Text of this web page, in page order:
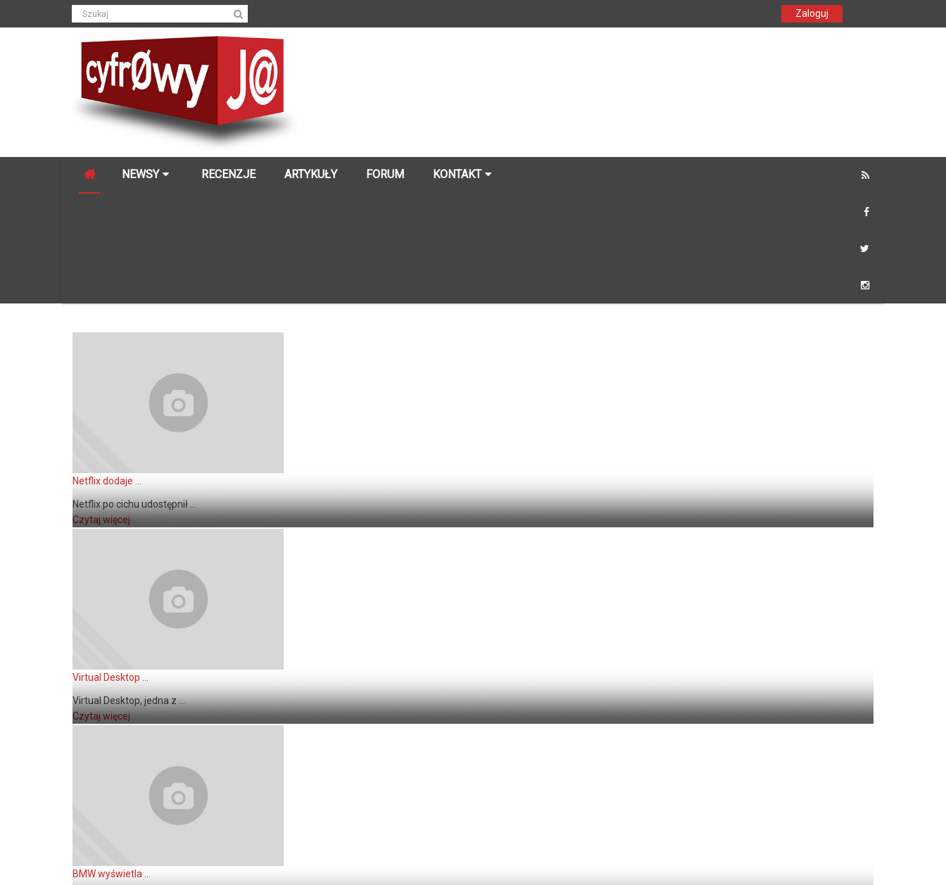
Zaloguj
NEWSY RECENZJE ARTYKUŁY FORUM KONTAKT
Netflix dodaje ...
Netflix po cichu udostępnił ...
Czytaj więcej
Virtual Desktop ...
Virtual Desktop, jedna z ...
Czytaj więcej
BMW wyświetla ...